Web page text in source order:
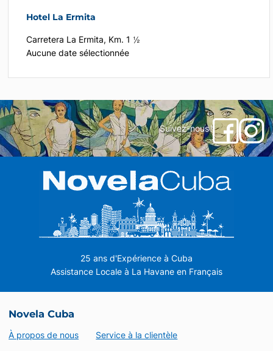
Hotel La Ermita
Carretera La Ermita, Km. 1 ½
Aucune date sélectionnée
Suivez-nous !
25 ans d'Expérience à Cuba
Assistance Locale à La Havane en Français
Novela Cuba
À propos de nous
Service à la clientèle